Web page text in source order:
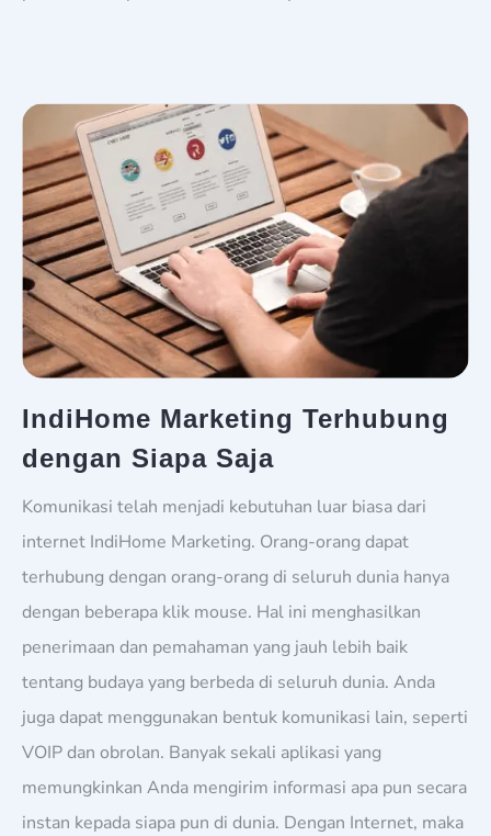
IndiHome Marketing Terhubung
dengan Siapa Saja
Komunikasi telah menjadi kebutuhan luar biasa dari
internet IndiHome Marketing. Orang-orang dapat
terhubung dengan orang-orang di seluruh dunia hanya
dengan beberapa klik mouse. Hal ini menghasilkan
penerimaan dan pemahaman yang jauh lebih baik
tentang budaya yang berbeda di seluruh dunia. Anda
juga dapat menggunakan bentuk komunikasi lain, seperti
VOIP dan obrolan. Banyak sekali aplikasi yang
memungkinkan Anda mengirim informasi apa pun secara
instan kepada siapa pun di dunia. Dengan Internet, maka